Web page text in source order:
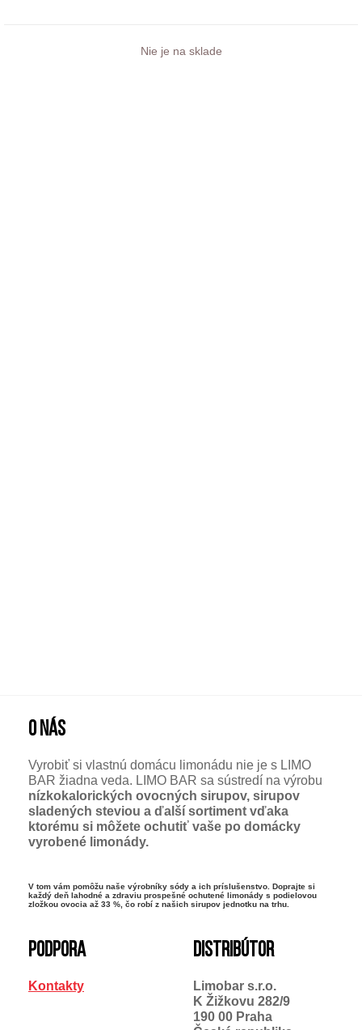
Nie je na sklade
O NÁS
Vyrobiť si vlastnú domácu limonádu nie je s LIMO
BAR žiadna veda. LIMO BAR sa sústredí na výrobu
nízkokalorických ovocných sirupov, sirupov
sladených steviou a ďalší sortiment vďaka
ktorému si môžete ochutiť vaše po domácky
vyrobené limonády.
V tom vám pomôžu naše výrobníky sódy a ich príslušenstvo. Doprajte si
každý deň lahodné a zdraviu prospešné ochutené limonády s podielovou
zložkou ovocia až 33 % , čo robí z našich sirupov jednotku na trhu.
PODPORA
Kontakty
DISTRIBÚTOR
Limobar s.r.o.
K Žižkovu 282/9
190 00 Praha